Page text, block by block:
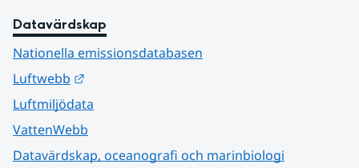
Datavärdskap
Nationella emissionsdatabasen
Luftwebb
Luftmiljödata
VattenWebb
Datavärdskap, oceanografi och marinbiologi